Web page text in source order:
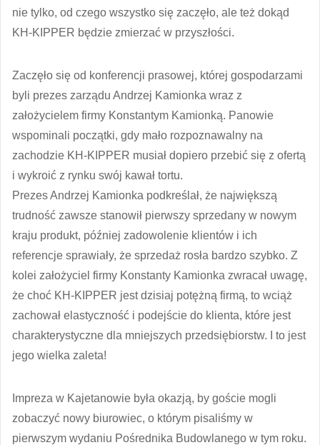
nie tylko, od czego wszystko się zaczęło, ale też dokąd
KH-KIPPER będzie zmierzać w przyszłości.
Zaczęło się od konferencji prasowej, której gospodarzami
byli prezes zarządu Andrzej Kamionka wraz z
założycielem firmy Konstantym Kamionką. Panowie
wspominali początki, gdy mało rozpoznawalny na
zachodzie KH-KIPPER musiał dopiero przebić się z ofertą
i wykroić z rynku swój kawał tortu.
Prezes Andrzej Kamionka podkreślał, że największą
trudność zawsze stanowił pierwszy sprzedany w nowym
kraju produkt, później zadowolenie klientów i ich
referencje sprawiały, że sprzedaż rosła bardzo szybko. Z
kolei założyciel firmy Konstanty Kamionka zwracał uwagę,
że choć KH-KIPPER jest dzisiaj potężną firmą, to wciąż
zachował elastyczność i podejście do klienta, które jest
charakterystyczne dla mniejszych przedsiębiorstw. I to jest
jego wielka zaleta!
Impreza w Kajetanowie była okazją, by goście mogli
zobaczyć nowy biurowiec, o którym pisaliśmy w
pierwszym wydaniu Pośrednika Budowlanego w tym roku.